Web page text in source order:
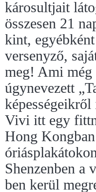
károsultjait
összesen 21
kint,
versenyző,
meg! Ami még
úgynevezett
Vivi itt egy
Hong
Shenzenben
ben kerül